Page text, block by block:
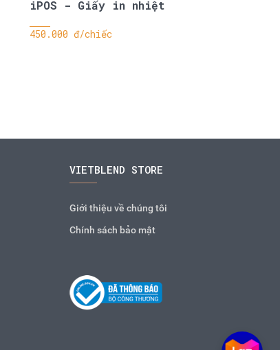
iPOS - Giấy in nhiệt
450.000 đ/chiếc
VIETBLEND STORE
Giới thiệu về chúng tôi
Chính sách bảo mật